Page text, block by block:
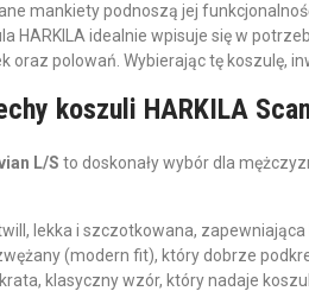
mankiety podnoszą jej
HARKILA idealnie wpisuje się w
oraz polowań. Wybierając tę koszulę,
koszuli HARKILA
L/S to doskonały wybór dla
lekka i szczotkowana,
(modern fit), który dobrze
klasyczny wzór, który nadaje